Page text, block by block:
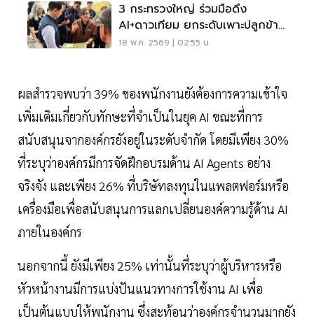
3 กระทรวงใหญ่ ร่วมมือดึง
AI+ดาวเทียม ยกระดับเพาะปลูกข้าว
ช่วยชาวนา
18 พ.ค. 2569 | 02:55 น.
ผลสำรวจพบว่า 39% ของพนักงานยังต้องการความเข้าใจ
เพิ่มเติมเกี่ยวกับทักษะที่จำเป็นในยุค AI ขณะที่การ
สนับสนุนจากองค์กรยังอยู่ในระดับจำกัด โดยมีเพียง 30%
ที่ระบุว่าองค์กรมีการจัดฝึกอบรมด้าน AI Agents อย่าง
จริงจัง และเพียง 26% ที่บริษัทลงทุนในแพลตฟอร์มหรือ
เครื่องมือเพื่อสนับสนุนการแลกเปลี่ยนองค์ความรู้ด้าน AI
ภายในองค์กร
นอกจากนี้ ยังมีเพียง 25% เท่านั้นที่ระบุว่าผู้บริหารหรือ
หัวหน้างานมีการแบ่งปันแนวทางการใช้งาน AI เพื่อ
เป็นต้นแบบให้พนักงาน ซึ่งสะท้อนว่าองค์กรจำนวนมากยัง